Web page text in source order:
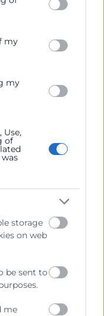
or usage
deny consent to
consent
my
my
of
storage
on web
be sent to
me
diagnóstico y
de Operaciones de
conoce tu
de Alicante